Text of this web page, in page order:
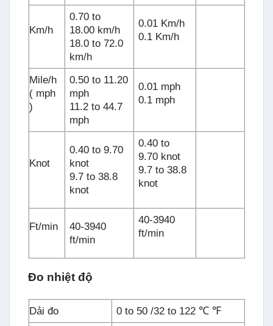
Km/h
0.70 to
18.00 km/h
18.0 to 72.0
km/h
0.01 Km/h
0.1 Km/h
Mile/h
( mph
)
0.50 to 11.20
mph
11.2 to 44.7
mph
0.01 mph
0.1 mph
Knot
0.40 to 9.70
knot
9.7 to 38.8
knot
0.40 to
9.70 knot
9.7 to 38.8
knot
Ft/min
40-3940
ft/min
40-3940
ft/min
Đo nhiệt độ
Dải đo
0 to 50 /32 to 122 ℃ ℉